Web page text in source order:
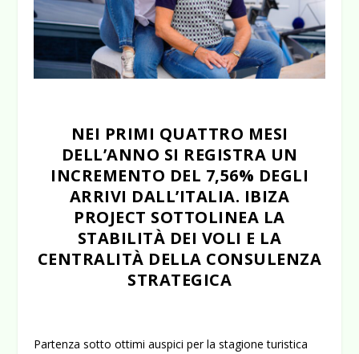
NEI PRIMI QUATTRO MESI
DELL’ANNO SI REGISTRA UN
INCREMENTO DEL 7,56% DEGLI
ARRIVI DALL’ITALIA. IBIZA
PROJECT SOTTOLINEA LA
STABILITÀ DEI VOLI E LA
CENTRALITÀ DELLA CONSULENZA
STRATEGICA
Partenza sotto ottimi auspici per la stagione turistica